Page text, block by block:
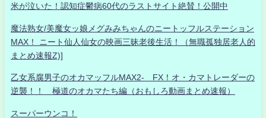
米が泣いた！認知症鬱病60代のラストサイト絶賛！公開中
魔法熟女/美魔女ッ娘メグみみちゃんのニートッフルステーション
MAX！ ニート仙人仙女の映画三昧老後生活！（無職孤独居老人的
まとめ速報Z)]
乙女系腐男子のオカマッフルMAX2- FX！オ・カマトレーダーの
逆襲！！ 極道のオカマたち編（おもしろ動画まとめ速報）
スーパーウンコ！